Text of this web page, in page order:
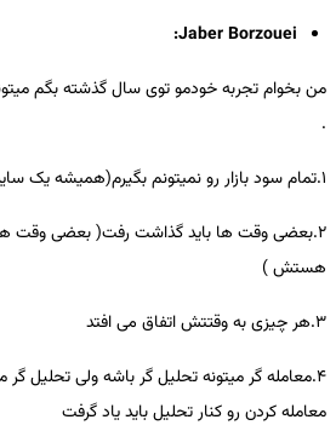
Jaber Borzouei:
من بخوام تجربه خودمو توی سال گذشته بگم
.
1.تمام سود بازار رو نمیتونم بگیرم(همیشه یک ساید بازار سود هستش)
2.بعضی وقت ها باید گذاشت رفت( بعضی وقت
هستش )
3.هر چیزی به وقتتش اتفاق می افتد
4.معامله گر میتونه تحلیل گر باشه ولی تحلیل
معامله کردن رو کنار تحلیل باید یاد گرفت